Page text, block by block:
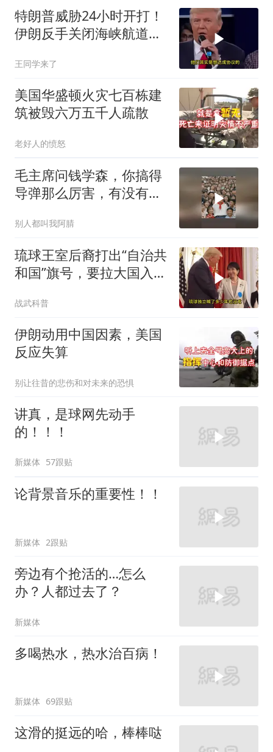
特朗普威胁24小时开打！
伊朗反手关闭海峡航道，
王同学来了
美国华盛顿火灾七百栋建
筑被毁六万五千人疏散
老好人的愤怒
毛主席问钱学森，你搞得
导弹那么厉害，有没有办
别人都叫我阿腈
琉球王室后裔打出“自治共
和国”旗号，要拉大国入局
战武科普
伊朗动用中国因素，美国
反应失算
别让往昔的悲伤和对未来的恐惧
讲真，是球网先动手
的！！！
新媒体 57跟贴
论背景音乐的重要性！！
新媒体 2跟贴
旁边有个抢活的…怎么
办？人都过去了？
新媒体
多喝热水，热水治百病！
新媒体 69跟贴
这滑的挺远的哈，棒棒哒